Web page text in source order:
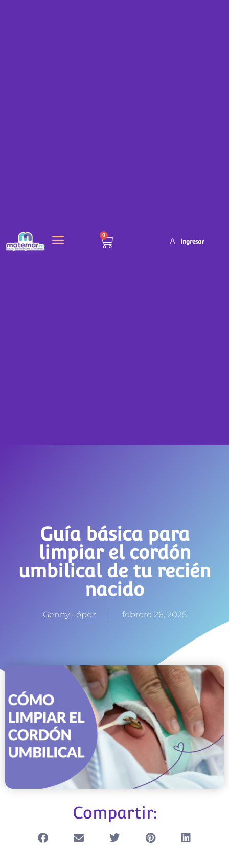
0
Ingresar
Guía básica para
limpiar el cordón
umbilical de tu recién
nacido
Genny López febrero 26, 2025
Compartir: